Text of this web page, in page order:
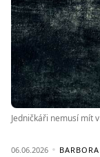
Jedničkáři nemusí mít
06.06.2026